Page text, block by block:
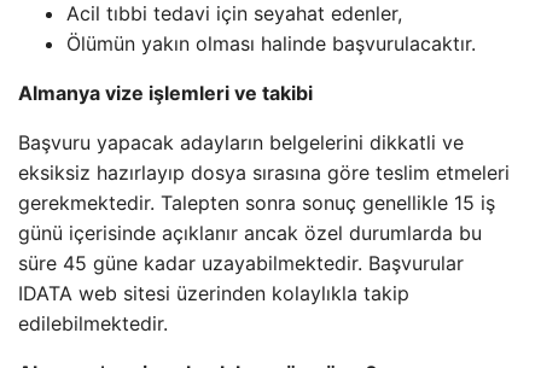
Acil tıbbi tedavi için seyahat edenler,
Ölümün yakın olması halinde başvurulacaktır.
Almanya vize işlemleri ve takibi
Başvuru yapacak adayların belgelerini dikkatli ve
eksiksiz hazırlayıp dosya sırasına göre teslim etmeleri
gerekmektedir. Talepten sonra sonuç genellikle 15 iş
günü içerisinde açıklanır ancak özel durumlarda bu
süre 45 güne kadar uzayabilmektedir. Başvurular
IDATA web sitesi üzerinden kolaylıkla takip
edilebilmektedir.